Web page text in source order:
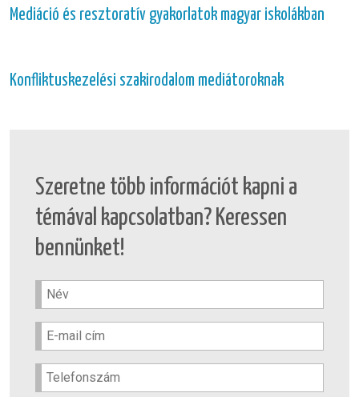
Mediáció és resztoratív gyakorlatok magyar iskolákban
Konfliktuskezelési szakirodalom mediátoroknak
Szeretne több információt kapni a
témával kapcsolatban? Keressen
bennünket!